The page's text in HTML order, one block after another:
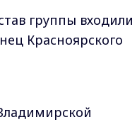
группы входили
Красноярского